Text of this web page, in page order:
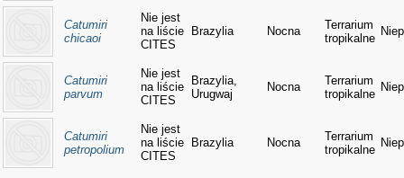
Catumiri
chicaoi
Nie jest
na liście
CITES
Brazylia Nocna
Terrarium
tropikalne
Catumiri
parvum
Nie jest
na liście
CITES
Brazylia,
Urugwaj
Nocna
Terrarium
tropikalne
Catumiri
petropolium
Nie jest
na liście
CITES
Brazylia Nocna
Terrarium
tropikalne